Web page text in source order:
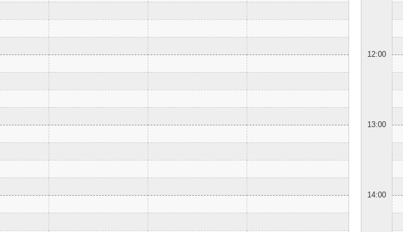
12:00
13:00
14:00